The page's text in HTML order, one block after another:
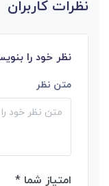
نظرات کاربران
نظر خود را
متن نظر
امتیاز شما *